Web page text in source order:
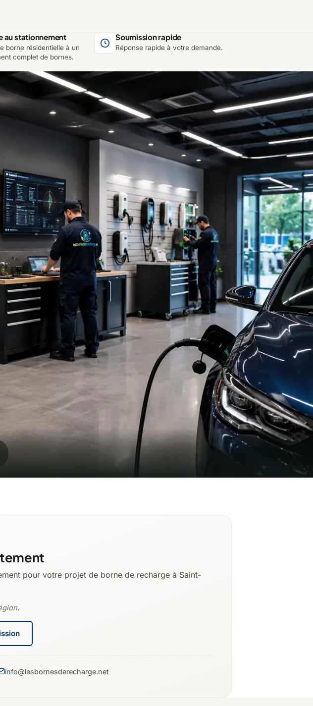
au stationnement
borne résidentielle à un
complet de bornes.
Soumission rapide
Réponse rapide à votre demande.
pour votre projet de borne de recharge à Saint-
info@lesbornesderecharge.net